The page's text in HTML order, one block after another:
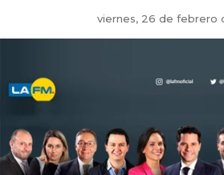
viernes, 26 de febrero